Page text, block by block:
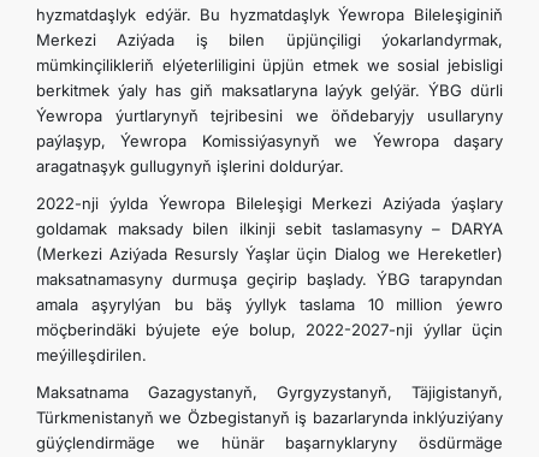
hyzmatdaşlyk edýär. Bu hyzmatdaşlyk Ýewropa Bileleşiginiň
Merkezi Aziýada iş bilen üpjünçiligi ýokarlandyrmak,
mümkinçilikleriň elýeterliligini üpjün etmek we sosial jebisligi
berkitmek ýaly has giň maksatlaryna laýyk gelýär. ÝBG dürli
Ýewropa ýurtlarynyň tejribesini we öňdebaryjy usullaryny
paýlaşyp, Ýewropa Komissiýasynyň we Ýewropa daşary
aragatnaşyk gullugynyň işlerini doldurýar.
2022-nji ýylda Ýewropa Bileleşigi Merkezi Aziýada ýaşlary
goldamak maksady bilen ilkinji sebit taslamasyny – DARYA
(Merkezi Aziýada Resursly Ýaşlar üçin Dialog we Hereketler)
maksatnamasyny durmuşa geçirip başlady. ÝBG tarapyndan
amala aşyrylýan bu bäş ýyllyk taslama 10 million ýewro
möçberindäki býujete eýe bolup, 2022-2027-nji ýyllar üçin
meýilleşdirilen.
Maksatnama Gazagystanyň, Gyrgyzystanyň, Täjigistanyň,
Türkmenistanyň we Özbegistanyň iş bazarlarynda inklýuziýany
güýçlendirmäge we hünär başarnyklaryny ösdürmäge